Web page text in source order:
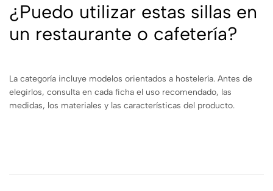
¿Puedo utilizar estas sillas en
un restaurante o cafetería?
La categoría incluye modelos orientados a hostelería. Antes de
elegirlos, consulta en cada ficha el uso recomendado, las
medidas, los materiales y las características del producto.